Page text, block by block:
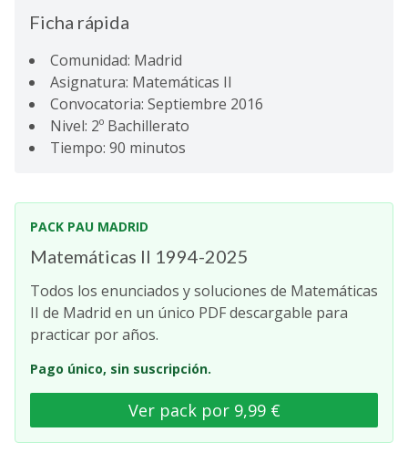
Ficha rápida
Comunidad: Madrid
Asignatura: Matemáticas II
Convocatoria: Septiembre 2016
Nivel: 2º Bachillerato
Tiempo: 90 minutos
PACK PAU MADRID
Matemáticas II 1994-2025
Todos los enunciados y soluciones de Matemáticas
II de Madrid en un único PDF descargable para
practicar por años.
Pago único, sin suscripción.
Ver pack por 9,99 €